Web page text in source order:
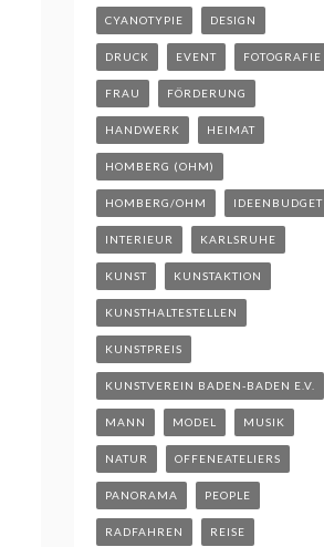
CYANOTYPIE DESIGN
DRUCK EVENT FOTOGRAFIE
FRAU FÖRDERUNG
HANDWERK HEIMAT
HOMBERG (OHM)
HOMBERG/OHM IDEENBUDGET
INTERIEUR KARLSRUHE
KUNST KUNSTAKTION
KUNSTHALTESTELLEN
KUNSTPREIS
KUNSTVEREIN BADEN-BADEN E.V.
MANN MODEL MUSIK
NATUR OFFENEATELIERS
PANORAMA PEOPLE
RADFAHREN REISE